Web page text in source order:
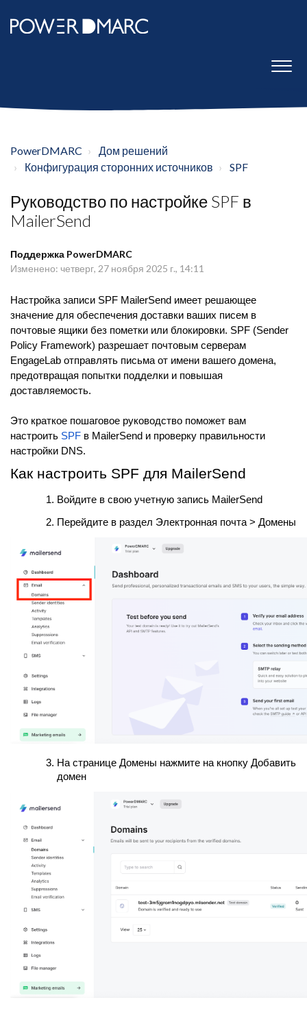
PowerDMARC
Дом решений
Конфигурация сторонних источников
SPF
Руководство по настройке SPF в
MailerSend
Поддержка PowerDMARC
Изменено: четверг, 27 ноября 2025 г., 14:11
Настройка записи SPF MailerSend имеет решающее
значение для обеспечения доставки ваших писем в
почтовые ящики без пометки или блокировки. SPF (Sender
Policy Framework) разрешает почтовым серверам
EngageLab отправлять письма от имени вашего домена,
предотвращая попытки подделки и повышая
доставляемость.
Это краткое пошаговое руководство поможет вам
настроить SPF в MailerSend и проверку правильности
настройки DNS.
Как настроить SPF для MailerSend
Войдите в свою учетную запись MailerSend
Перейдите в раздел Электронная почта > Домены
На странице Домены нажмите на кнопку Добавить
домен